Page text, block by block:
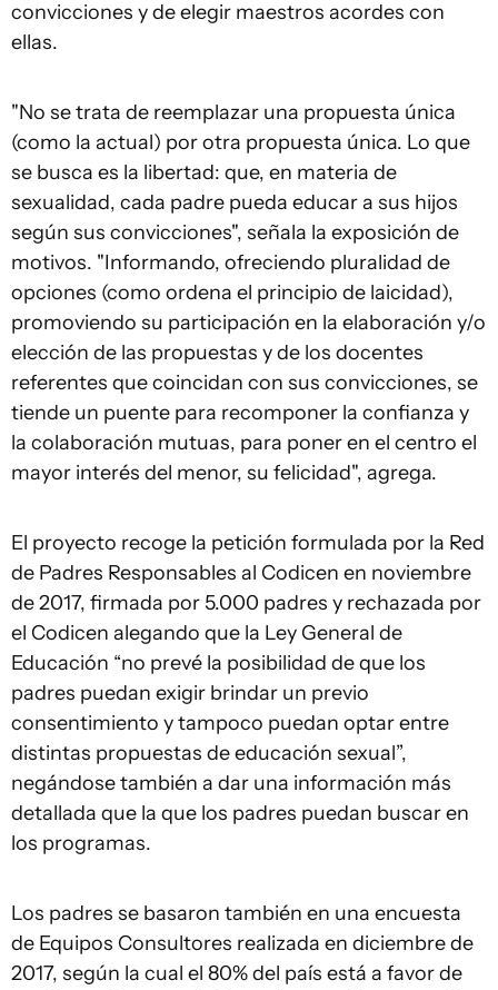
convicciones y de elegir maestros acordes con
ellas.
"No se trata de reemplazar una propuesta única
(como la actual) por otra propuesta única. Lo que
se busca es la libertad: que, en materia de
sexualidad, cada padre pueda educar a sus hijos
según sus convicciones", señala la exposición de
motivos. "Informando, ofreciendo pluralidad de
opciones (como ordena el principio de laicidad),
promoviendo su participación en la elaboración y/o
elección de las propuestas y de los docentes
referentes que coincidan con sus convicciones, se
tiende un puente para recomponer la confianza y
la colaboración mutuas, para poner en el centro el
mayor interés del menor, su felicidad", agrega.
El proyecto recoge la petición formulada por la Red
de Padres Responsables al Codicen en noviembre
de 2017, firmada por 5.000 padres y rechazada por
el Codicen alegando que la Ley General de
Educación “no prevé la posibilidad de que los
padres puedan exigir brindar un previo
consentimiento y tampoco puedan optar entre
distintas propuestas de educación sexual”,
negándose también a dar una información más
detallada que la que los padres puedan buscar en
los programas.
Los padres se basaron también en una encuesta
de Equipos Consultores realizada en diciembre de
2017, según la cual el 80% del país está a favor de